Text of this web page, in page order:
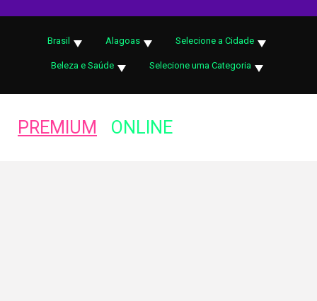
Brasil Alagoas Selecione a Cidade
Beleza e Saúde Selecione uma Categoria
PREMIUM ONLINE